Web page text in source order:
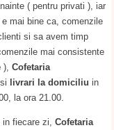
( pentru privati ), iar
mai bine ca, comenzile
si sa avem timp
mai consistente
),Cofetaria
livrari la domiciliu in
la ora 21.00.
in fiecare zi,Cofetaria